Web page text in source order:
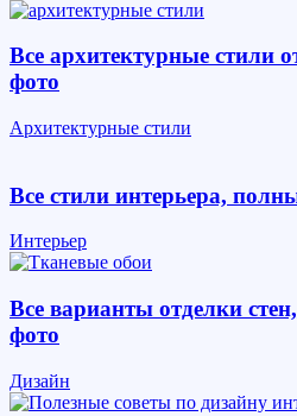
Все архитектурные стили
фото
Архитектурные стили
Все стили интерьера,
Интерьер
Все варианты отделки
фото
Дизайн